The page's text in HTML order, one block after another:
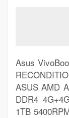
Asus
ASUS AMD
DDR4
1TB